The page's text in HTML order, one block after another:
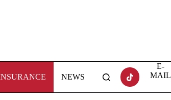
NEWS
E-
MAIL